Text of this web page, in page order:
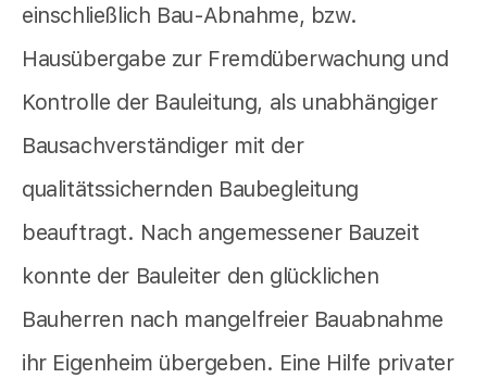
einschließlich Bau-Abnahme, bzw.
Hausübergabe zur Fremdüberwachung und
Kontrolle der Bauleitung, als unabhängiger
Bausachverständiger mit der
qualitätssichernden Baubegleitung
beauftragt. Nach angemessener Bauzeit
konnte der Bauleiter den glücklichen
Bauherren nach mangelfreier Bauabnahme
ihr Eigenheim übergeben. Eine Hilfe privater